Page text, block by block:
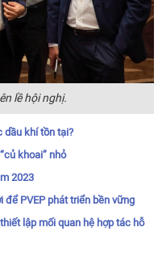
lề hội nghị.
dầu khí tồn tại?
khoai” nhỏ
2023
PVEP phát triển bền vững
lập mối quan hệ hợp tác hỗ